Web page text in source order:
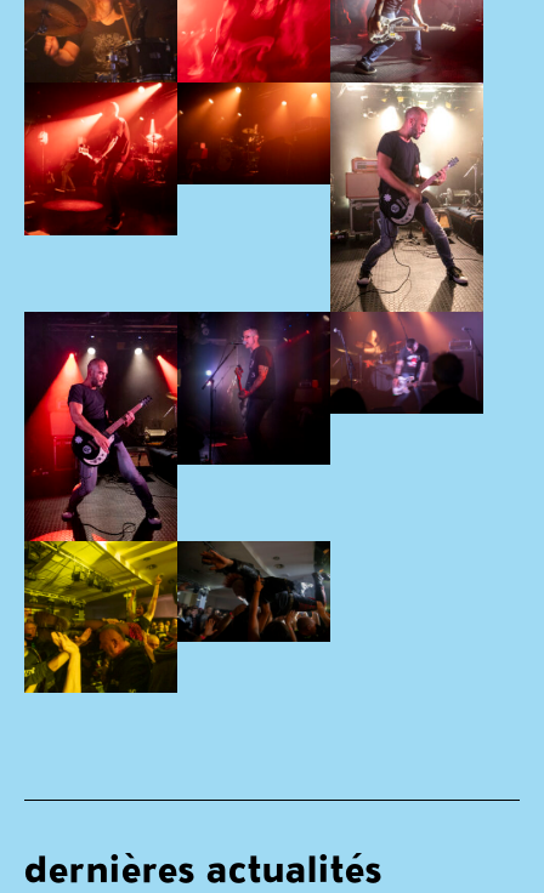
dernières actualités